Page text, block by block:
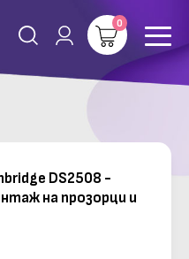
0
DS2508 -
на прозорци и